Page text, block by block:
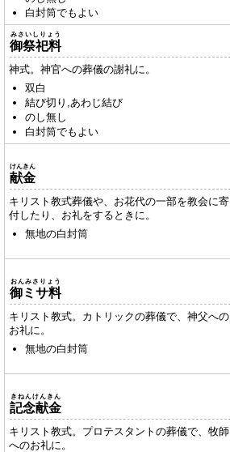
白封筒でもよい
御祭祀料
みさいしりょう
神式。神官への葬儀の謝礼に。
双白
結び切り,あわじ結び
のし無し
白封筒でもよい
献金
けんきん
キリスト教式葬儀や、お花代の一部を教会に寄
付したり、お礼をするときに。
無地の白封筒
御ミサ料
おんみさりょう
キリスト教式。カトリックの葬儀で、神父への
お礼に。
無地の白封筒
記念献金
きねんけんきん
キリスト教式。プロテスタントの葬儀で、牧師
へのお礼に。